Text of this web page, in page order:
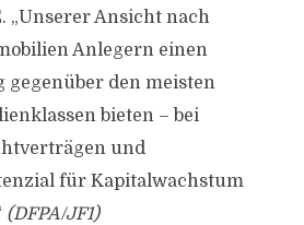
„Unserer Ansicht nach
Anlegern einen
gegenüber den meisten
bieten – bei
und
für Kapitalwachstum
(DFPA/JF1)